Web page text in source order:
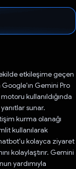
etkileşime geçen
Gemini Pro
kullanıldığında
sunar.
kurma olanağı
kullanılarak
kolayca ziyaret
kolaylaştırır. Gemini
yardımıyla